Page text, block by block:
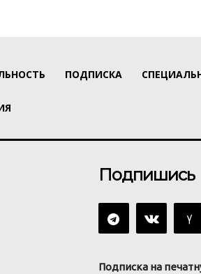
ПОДПИСКА
Подпишись
Подписка на